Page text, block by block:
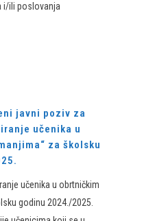
i/ili poslovanja
javni poziv za
učenika u
za školsku
učenika u obrtničkim
godinu 2024./2025.